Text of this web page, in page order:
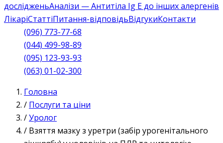
дослідженьАналізи — Антитіла Ig E до інших алергенів
ЛікаріСтаттіПитання-відповідьВідгукиКонтакти
(096) 773-77-68
(044) 499-98-89
(095) 123-93-93
(063) 01-02-300
Головна
/ Послуги та ціни
/Уролог
/ Взяття мазку з уретри (забір урогенітального